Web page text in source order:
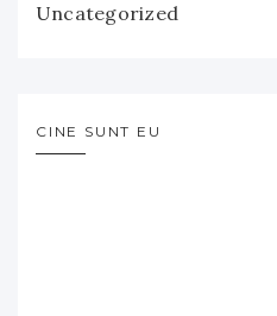
Uncategorized
CINE SUNT EU